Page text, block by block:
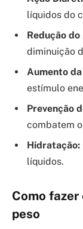
líquidos do
Redução
diminuição
Aumento
estímulo
Prevenção
combatem
Hidratação:
líquidos.
Como fazer
peso